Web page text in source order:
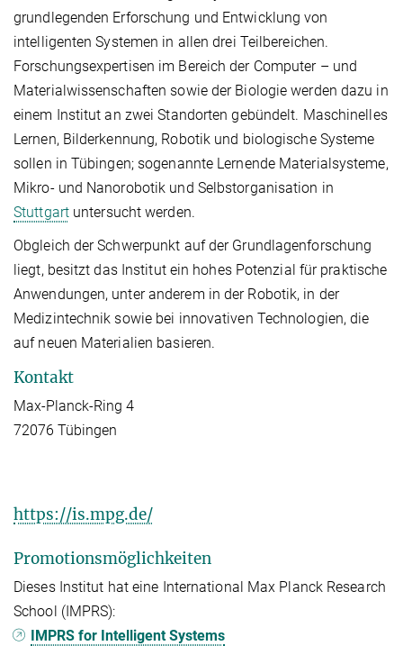
grundlegenden Erforschung und Entwicklung von
intelligenten Systemen in allen drei Teilbereichen.
Forschungsexpertisen im Bereich der Computer – und
Materialwissenschaften sowie der Biologie werden dazu in
einem Institut an zwei Standorten gebündelt. Maschinelles
Lernen, Bilderkennung, Robotik und biologische Systeme
sollen in Tübingen; sogenannte Lernende Materialsysteme,
Mikro- und Nanorobotik und Selbstorganisation in
Stuttgartuntersucht werden.
Obgleich der Schwerpunkt auf der Grundlagenforschung
liegt, besitzt das Institut ein hohes Potenzial für praktische
Anwendungen, unter anderem in der Robotik, in der
Medizintechnik sowie bei innovativen Technologien, die
auf neuen Materialien basieren.
Kontakt
Max-Planck-Ring 4
72076 Tübingen
https://is.mpg.de/
Promotionsmöglichkeiten
Dieses Institut hat eine International Max Planck Research
School (IMPRS):
IMPRS for Intelligent Systems